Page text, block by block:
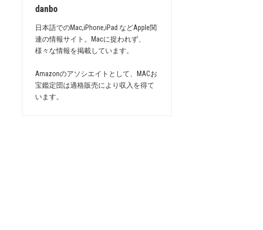
danbo
日本語でのMac,iPhone,iPad などApple関
連の情報サイト。Macに捉われず、
様々な情報を掲載しています。
Amazonのアソシエイトとして、MACお
宝鑑定団は適格販売により収入を得て
います。